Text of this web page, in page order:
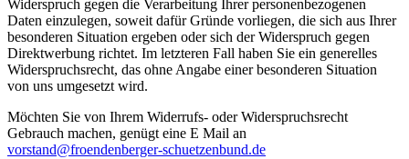
Widerspruch gegen die Verarbeitung Ihrer personenbezogenen
Daten einzulegen, soweit dafür Gründe vorliegen, die sich aus Ihrer
besonderen Situation ergeben oder sich der Widerspruch gegen
Direktwerbung richtet. Im letzteren Fall haben Sie ein generelles
Widerspruchsrecht, das ohne Angabe einer besonderen Situation
von uns umgesetzt wird.
Möchten Sie von Ihrem Widerrufs- oder Widerspruchsrecht
Gebrauch machen, genügt eine E Mail an
vorstand@froendenberger-schuetzenbund.de